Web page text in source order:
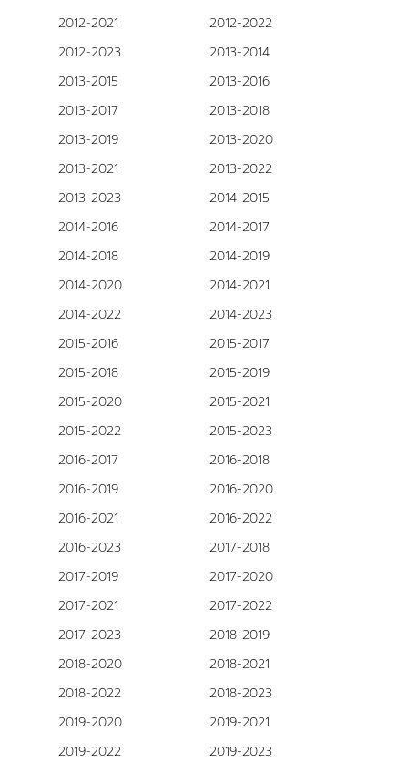
2012-2021
2012-2022
2012-2023
2013-2014
2013-2015
2013-2016
2013-2017
2013-2018
2013-2019
2013-2020
2013-2021
2013-2022
2013-2023
2014-2015
2014-2016
2014-2017
2014-2018
2014-2019
2014-2020
2014-2021
2014-2022
2014-2023
2015-2016
2015-2017
2015-2018
2015-2019
2015-2020
2015-2021
2015-2022
2015-2023
2016-2017
2016-2018
2016-2019
2016-2020
2016-2021
2016-2022
2016-2023
2017-2018
2017-2019
2017-2020
2017-2021
2017-2022
2017-2023
2018-2019
2018-2020
2018-2021
2018-2022
2018-2023
2019-2020
2019-2021
2019-2022
2019-2023